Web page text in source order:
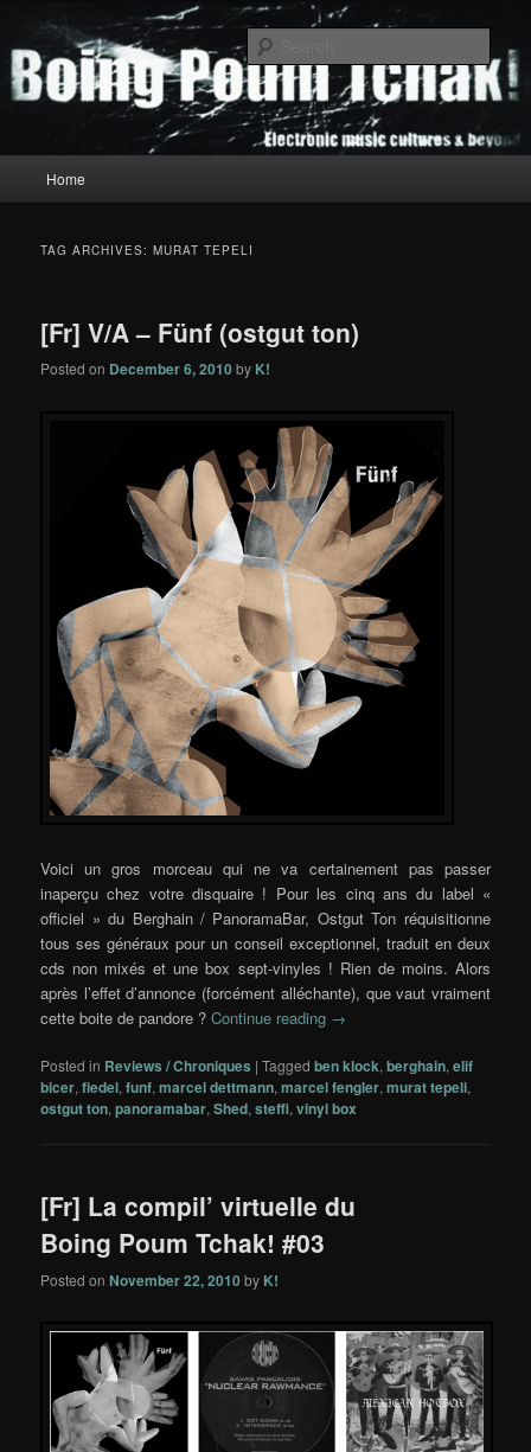
primary
content
secondary
contentBoing Poum Tchak!
Home
TAG ARCHIVES:MURAT TEPELI
[Fr] V/A – Fünf (ostgut ton)
Posted on December 6, 2010 by K!
Voici un gros morceau qui ne va certainement pas passer
inaperçu chez votre disquaire ! Pour les cinq ans du label «
officiel » du Berghain / PanoramaBar, Ostgut Ton réquisitionne
tous ses généraux pour un conseil exceptionnel, traduit en deux
cds non mixés et une box sept-vinyles ! Rien de moins. Alors
après l’effet d’annonce (forcément alléchante), que vaut vraiment
cette boite de pandore ?Continue reading →
Posted in Reviews / Chroniques |Tagged ben klock,berghain,elif
bicer,fiedel,funf,marcel dettmann,marcel fengler,murat tepeli,
ostgut ton,panoramabar,Shed,steffi,vinyl box
[Fr] La compil’ virtuelle du
Boing Poum Tchak! #03
Posted onNovember 22, 2010 by K!